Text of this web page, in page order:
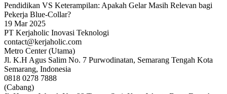
Pendidikan VS Keterampilan: Apakah Gelar Masih Relevan bagi
Pekerja Blue-Collar?
19 Mar 2025
PT Kerjaholic Inovasi Teknologi
contact@kerjaholic.com
Metro Center (Utama)
Jl. K.H Agus Salim No. 7 Purwodinatan, Semarang Tengah Kota
Semarang, Indonesia
0818 0278 7888
(Cabang)